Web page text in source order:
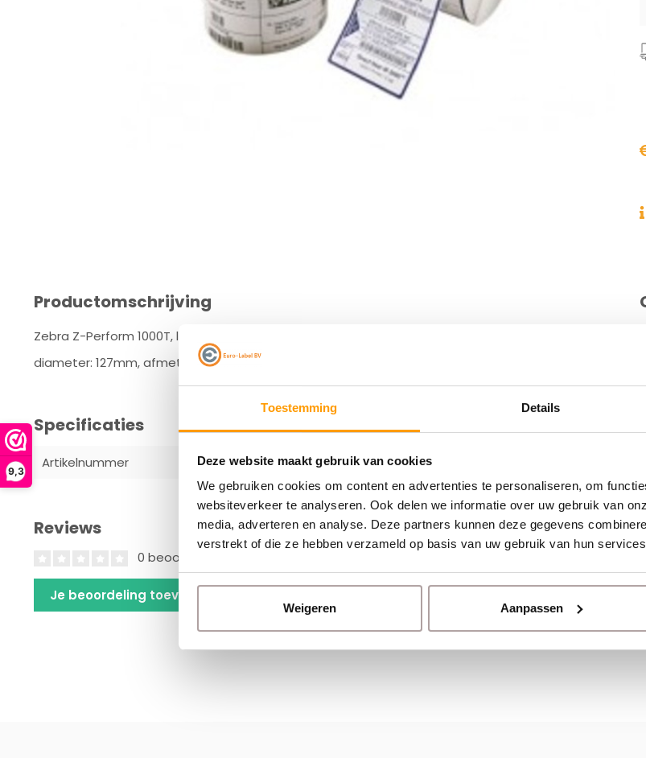
Toestemming Details
Deze website maakt gebruik van cookies
We gebruiken cookies om content en advertenties te personaliseren, om
websiteverkeer te analyseren. Ook delen we informatie over uw gebruik van
media, adverteren en analyse. Deze partners kunnen deze gegevens
verstrekt of die ze hebben verzameld op basis van uw gebruik van hun
Weigeren Aanpassen
9,3
Productomschrijving
Zebra Z-Perform 1000T, labelrol, normaal papier, ongecoat, voor desktop-printers, kern: 25.4mm,
diameter: 127mm, afmetingen (WxH): 70x38mm, 1790 Etiketten/ rollen, rec. lint: 2300 wax
Specificaties
Artikelnummer 880013-038D
Reviews
0 beoordelingen
Je beoordeling toevoegen